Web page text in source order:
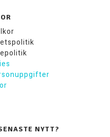
NYTT?